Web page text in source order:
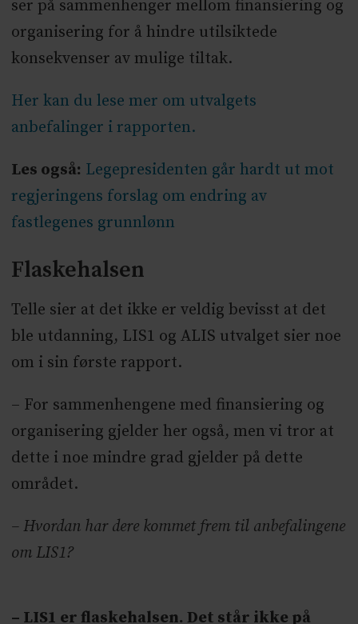
ser på sammenhenger mellom finansiering og
organisering for å hindre utilsiktede
konsekvenser av mulige tiltak.
Her kan du lese mer om utvalgets
anbefalinger i rapporten.
Les også: Legepresidenten går hardt ut mot
regjeringens forslag om endring av
fastlegenes grunnlønn
Flaskehalsen
Telle sier at det ikke er veldig bevisst at det
ble utdanning, LIS1 og ALIS utvalget sier noe
om i sin første rapport.
– For sammenhengene med finansiering og
organisering gjelder her også, men vi tror at
dette i noe mindre grad gjelder på dette
området.
– Hvordan har dere kommet frem til anbefalingene
om LIS1?
– LIS1 er flaskehalsen. Det står ikke på